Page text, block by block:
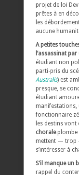
projet de loi
prêtes à en
les
aucune
A petites
l’assassinat
étudiant non
parti-pris du
Australis) est
presque, se
étudiant
manifestations,
fonctionnaire
les destins vont
choraleplombe
mettent — trop
s’intéresser à
S’il manque un
rappel du